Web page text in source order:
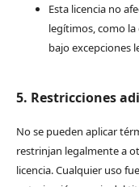
Esta licencia no
legítimos, como la
bajo excepciones
5. Restricciones
No se pueden aplicar
restrinjan legalmente a
licencia. Cualquier uso